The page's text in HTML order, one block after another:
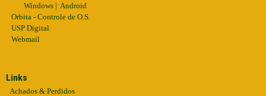
Windows | Android
Orbita - Controle de O.S.
USP Digital
Webmail
Links
Achados & Perdidos